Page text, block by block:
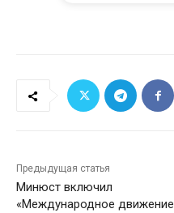
Предыдущая статья
Минюст включил
«Международное движение